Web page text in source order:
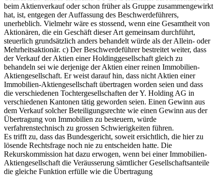
beim Aktienverkauf oder schon früher als Gruppe zusammengewirkt
hat, ist, entgegen der Auffassung des Beschwerdeführers,
unerheblich. Vielmehr wäre es stossend, wenn eine Gesamtheit von
Aktionären, die ein Geschäft dieser Art gemeinsam durchführt,
steuerlich grundsätzlich anders behandelt würde als der Allein- oder
Mehrheitsaktionär. c) Der Beschwerdeführer bestreitet weiter, dass
der Verkauf der Aktien einer Holdinggesellschaft gleich zu
behandeln sei wie derjenige der Aktien einer reinen Immobilien-
Aktiengesellschaft. Er weist darauf hin, dass nicht Aktien einer
Immobilien-Aktiengesellschaft übertragen worden seien und dass
die verschiedenen Tochtergesellschaften der Y. Holding AG in
verschiedenen Kantonen tätig geworden seien. Einen Gewinn aus
dem Verkauf solcher Beteiligungsrechte wie einen Gewinn aus der
Übertragung von Immobilien zu besteuern, würde
verfahrenstechnisch zu grossen Schwierigkeiten führen.
Es trifft zu, dass das Bundesgericht, soweit ersichtlich, die hier zu
lösende Rechtsfrage noch nie zu entscheiden hatte. Die
Rekurskommission hat dazu erwogen, wenn bei einer Immobilien-
Aktiengesellschaft die Veräusserung sämtlicher Gesellschaftsanteile
die gleiche Funktion erfülle wie die Übertragung